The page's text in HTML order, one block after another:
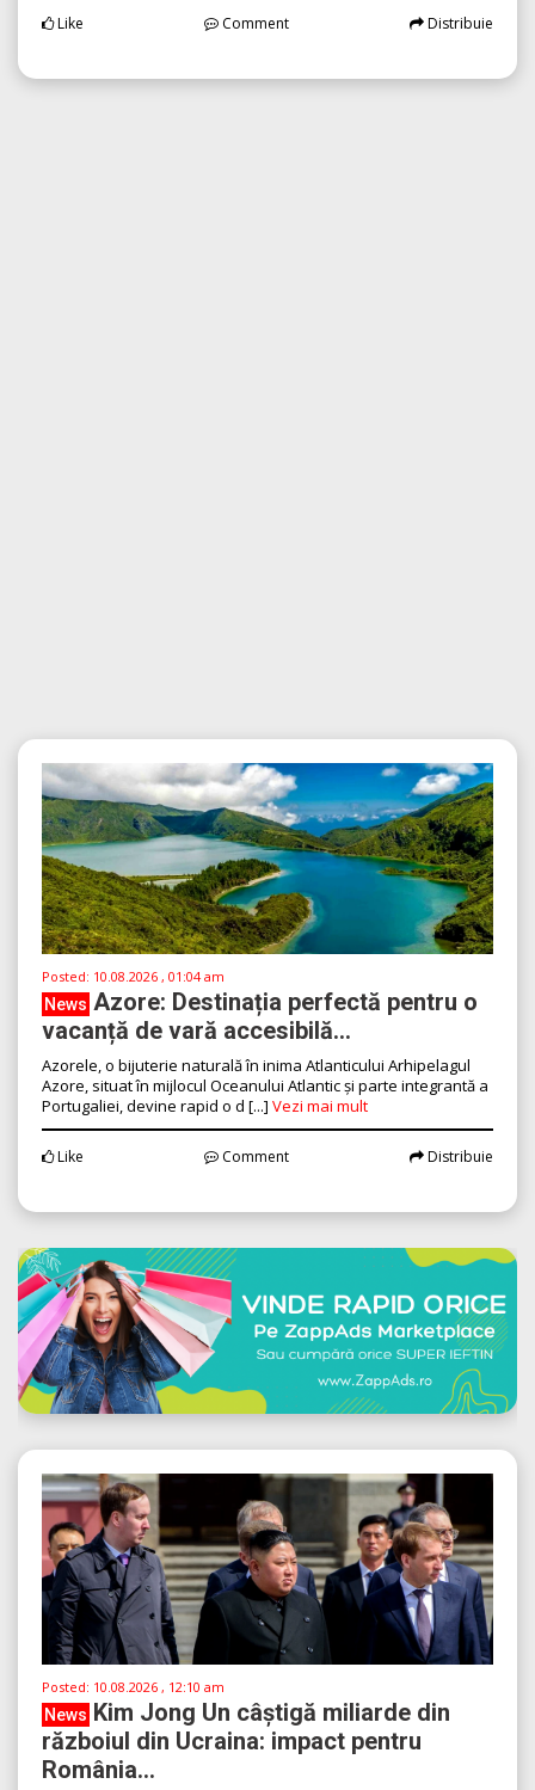
Like Comment Distribuie
Posted: 10.08.2026 , 01:04 am
News Azore: Destinația perfectă pentru o
vacanță de vară accesibilă...
Azorele, o bijuterie naturală în inima Atlanticului Arhipelagul
Azore, situat în mijlocul Oceanului Atlantic și parte integrantă a
Portugaliei, devine rapid o d [...] Vezi mai mult
Like Comment Distribuie
Posted: 10.08.2026 , 12:10 am
News Kim Jong Un câștigă miliarde din
războiul din Ucraina: impact pentru
România...